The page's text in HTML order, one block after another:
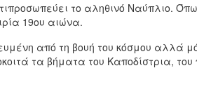
το αληθινό Ναύπλιο.
19ου αιώνα.
από τη βουή του κόσμου αλλά
τα βήματα του Καποδίστρια,